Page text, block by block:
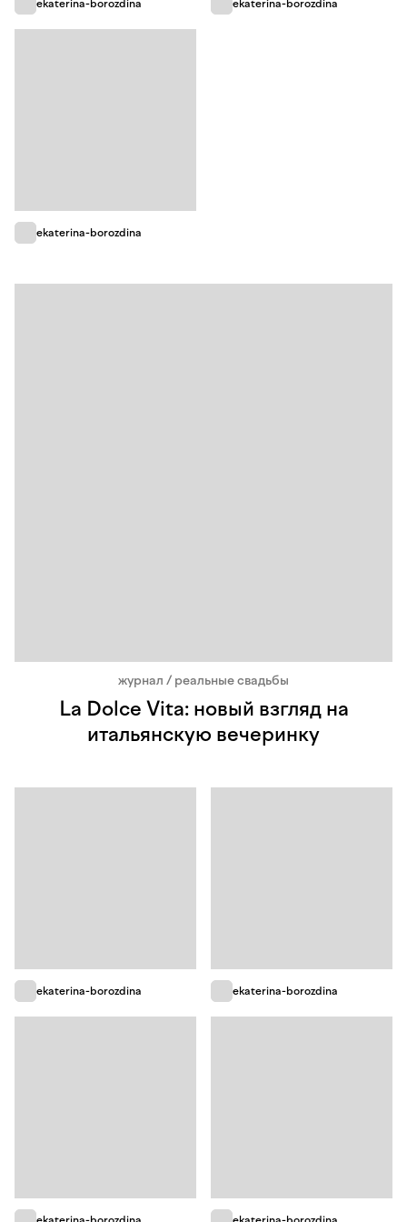
ekaterina-borozdina
ekaterina-borozdina
ekaterina-borozdina
журнал / реальные свадьбы
La Dolce Vita: новый взгляд на
итальянскую вечеринку
ekaterina-borozdina ekaterina-borozdina